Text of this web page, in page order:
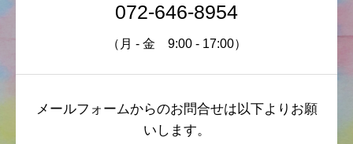
072-646-8954
（月 - 金 9:00 - 17:00）
メールフォームからのお問合せは以下よりお願
いします。